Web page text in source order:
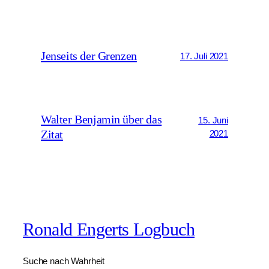
Jenseits der Grenzen 17. Juli 2021
Walter Benjamin über das
Zitat
15. Juni
2021
Ronald Engerts Logbuch
Suche nach Wahrheit